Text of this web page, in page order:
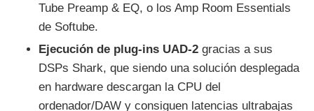
Tube Preamp & EQ, o los Amp Room Essentials
de Softube.
Ejecución de plug-ins UAD-2 gracias a sus
DSPs Shark, que siendo una solución desplegada
en hardware descargan la CPU del
ordenador/DAW y consiguen latencias ultrabajas